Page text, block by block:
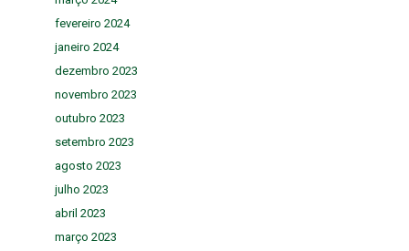
fevereiro 2024
janeiro 2024
dezembro 2023
novembro 2023
outubro 2023
setembro 2023
agosto 2023
julho 2023
abril 2023
março 2023